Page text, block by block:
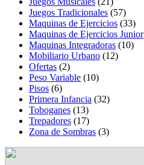
Juegos Tradicionales (57)
Maquinas de Ejercicios (33)
Maquinas de Ejercicios Junior
Maquinas Integradoras (10)
Mobiliario Urbano (12)
Ofertas (2)
Peso Variable (10)
Pisos (6)
Primera Infancia (32)
Toboganes (13)
Trepadores (17)
Zona de Sombras (3)